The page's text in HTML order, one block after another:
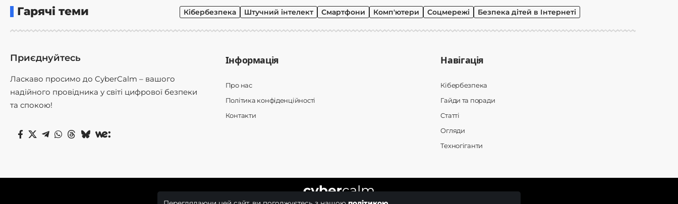
Гарячі теми Кібербезпека Штучний інтелект Смартфони Комп'ютери Соцмережі Безпека дітей в Інтернеті
Приєднуйтесь
Ласкаво просимо до CyberCalm – вашого
надійного провідника у світі цифрової безпеки
та спокою!
Інформація
Про нас
Політика конфіденційності
Контакти
Навігація
Кібербезпека
Гайди та поради
Статті
Огляди
Техногіганти